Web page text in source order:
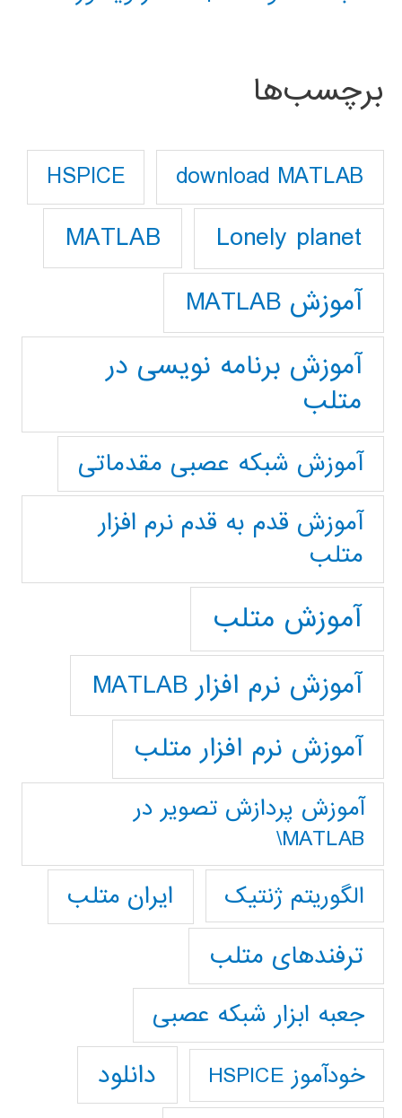
برچسب‌ها
download MATLAB
HSPICE
Lonely planet
MATLAB
آموزش MATLAB
آموزش برنامه نویسی در
متلب
آموزش شبکه عصبی مقدماتی
آموزش قدم به قدم نرم افزار
متلب
آموزش متلب
آموزش نرم افزار MATLAB
آموزش نرم افزار متلب
آموزش پردازش تصوير در
MATLAB\
الگوریتم ژنتیک
ایران متلب
ترفندهای متلب
جعبه ابزار شبکه عصبی
خودآموز HSPICE دانلود